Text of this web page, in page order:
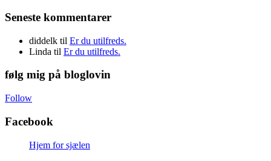
Seneste kommentarer
diddelk til Er du utilfreds.
Linda til Er du utilfreds.
følg mig på bloglovin
Follow
Facebook
Hjem for sjælen